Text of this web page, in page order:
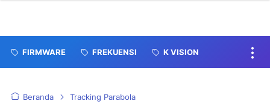
FIRMWARE FREKUENSI K VISION
Beranda Tracking Parabola